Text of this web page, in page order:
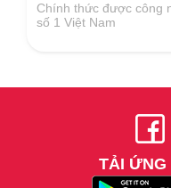
Chính thức được công
số 1 Việt Nam
TẢI ỨNG